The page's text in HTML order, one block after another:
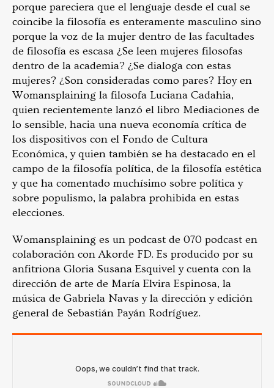
porque pareciera que el lenguaje desde el cual se
coincibe la filosofía es enteramente masculino sino
porque la voz de la mujer dentro de las facultades
de filosofía es escasa ¿Se leen mujeres filosofas
dentro de la academia? ¿Se dialoga con estas
mujeres? ¿Son consideradas como pares? Hoy en
Womansplaining la filosofa Luciana Cadahia,
quien recientemente lanzó el libro Mediaciones de
lo sensible, hacia una nueva economía crítica de
los dispositivos con el Fondo de Cultura
Económica, y quien también se ha destacado en el
campo de la filosofía política, de la filosofía estética
y que ha comentado muchísimo sobre política y
sobre populismo, la palabra prohibida en estas
elecciones.
Womansplaining es un podcast de 070 podcast en
colaboración con Akorde FD. Es producido por su
anfitriona Gloria Susana Esquivel y cuenta con la
dirección de arte de María Elvira Espinosa, la
música de Gabriela Navas y la dirección y edición
general de Sebastián Payán Rodríguez.